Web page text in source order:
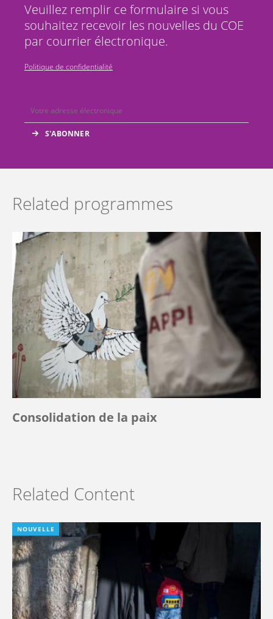
Veuillez remplir ce formulaire si vous
souhaitez recevoir les nouvelles du COE
par courrier électronique.
Politique de confidentialité
Related programmes
Consolidation de la paix
Related Content
NOUVELLE